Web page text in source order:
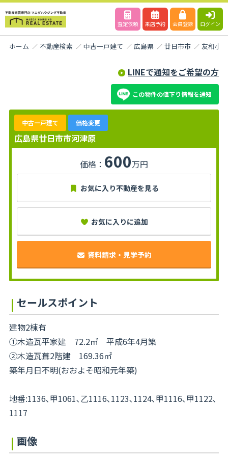
査定依頼 来店予約 会員登録 ログイン
ホーム 不動産検索 中古一戸建て 広島県 廿日市市 友和小
LINEで通知をご希望の方
この物件の値下り情報を通知
中古一戸建て 価格変更
広島県廿日市市河津原
価格： 600万円
お気に入り不動産を見る
お気に入りに追加
資料請求・見学予約
セールスポイント
建物2棟有
①木造瓦平家建 72.2㎡ 平成6年4月築
②木造瓦葺2階建 169.36㎡
築年月日不明(おおよそ昭和元年築)
地番:1136､甲1061､乙1116､1123､1124､甲1116､甲1122､
1117
画像